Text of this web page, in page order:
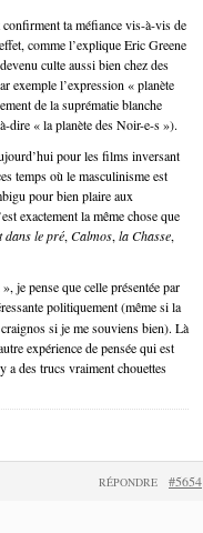
ta méfiance vis-à-vis de
comme l’explique Eric Greene
culte aussi bien chez des
exemple l’expression « planète
de la suprématie blanche
dire « la planète des Noir-e-s »).
pour les films inversant
temps où le masculinisme est
pour bien plaire aux
exactement la même chose que
dans le pré, Calmos, la Chasse,
je pense que celle présentée par
politiquement (même si la
si je me souviens bien). Là
expérience de pensée qui est
a des trucs vraiment chouettes
#5654
RÉPONDRE